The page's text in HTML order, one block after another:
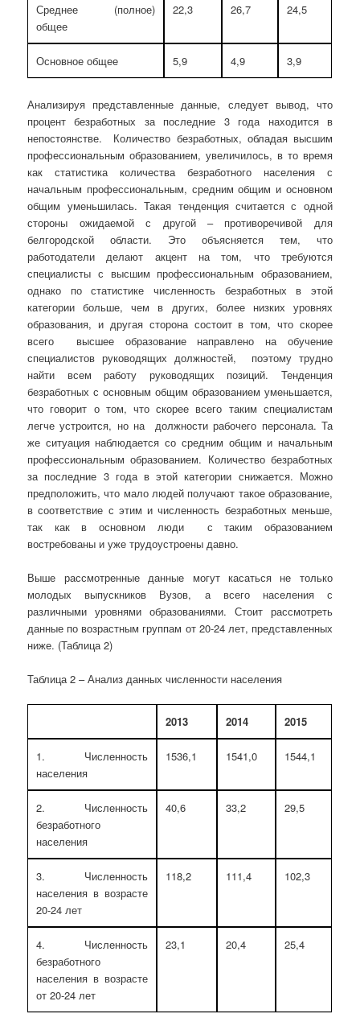
Среднее (полное)
общее
22,3 26,7 24,5
Основное общее 5,9 4,9 3,9
Анализируя представленные данные, следует вывод, что
процент безработных за последние 3 года находится в
непостоянстве. Количество безработных, обладая высшим
профессиональным образованием, увеличилось, в то время
как статистика количества безработного населения с
начальным профессиональным, средним общим и основном
общим уменьшилась. Такая тенденция считается с одной
стороны ожидаемой с другой – противоречивой для
белгородской области. Это объясняется тем, что
работодатели делают акцент на том, что требуются
специалисты с высшим профессиональным образованием,
однако по статистике численность безработных в этой
категории больше, чем в других, более низких уровнях
образования, и другая сторона состоит в том, что скорее
всего высшее образование направлено на обучение
специалистов руководящих должностей, поэтому трудно
найти всем работу руководящих позиций. Тенденция
безработных с основным общим образованием уменьшается,
что говорит о том, что скорее всего таким специалистам
легче устроится, но на должности рабочего персонала. Та
же ситуация наблюдается со средним общим и начальным
профессиональным образованием. Количество безработных
за последние 3 года в этой категории снижается. Можно
предположить, что мало людей получают такое образование,
в соответствие с этим и численность безработных меньше,
так как в основном люди с таким образованием
востребованы и уже трудоустроены давно.
Выше рассмотренные данные могут касаться не только
молодых выпускников Вузов, а всего населения с
различными уровнями образованиями. Стоит рассмотреть
данные по возрастным группам от 20-24 лет, представленных
ниже. (Таблица 2)
Таблица 2 – Анализ данных численности населения
2013 2014 2015
1. Численность
населения
1536,1 1541,0 1544,1
2. Численность
безработного
населения
40,6 33,2 29,5
3. Численность
населения в возрасте
20-24 лет
118,2 111,4 102,3
4. Численность
безработного
населения в возрасте
от 20-24 лет
23,1 20,4 25,4